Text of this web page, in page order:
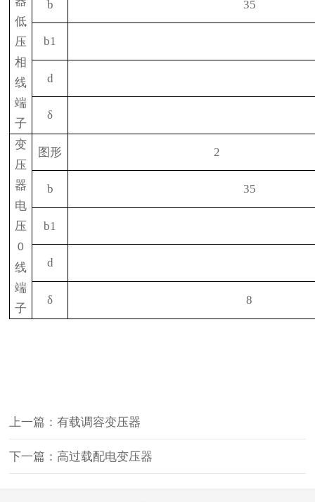
低
压
相
线
端
子
b 35
b1
d
δ
变
压
器
电
压
0
线
端
子
图形 2
b 35
b1
d
δ 8
上一篇：有载调容变压器
下一篇：高过载配电变压器